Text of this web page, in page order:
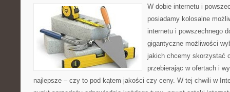
W dobie internetu i
posiadamy kolosalne
internetu i powszechnego
gigantyczne możliwości
jakich chcemy skorzystać
przebierając w ofertach i
najlepsze – czy to pod kątem jakości czy ceny. W tej chwili w